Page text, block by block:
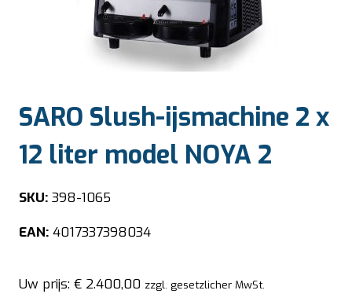
SARO Slush-ijsmachine 2 x
12 liter model NOYA 2
SKU: 398-1065
EAN: 4017337398034
Uw prijs: € 2.400,00 zzgl. gesetzlicher MwSt.